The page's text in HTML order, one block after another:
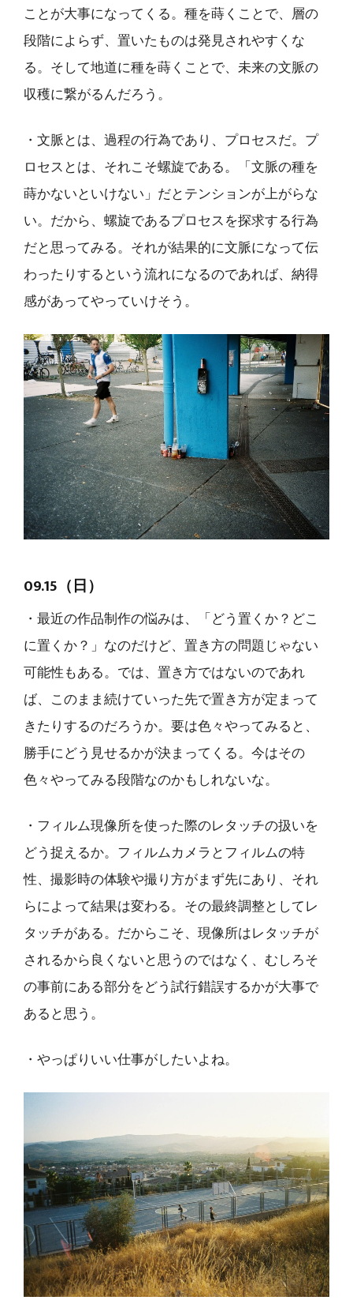
ことが大事になってくる。種を蒔くことで、層の
段階によらず、置いたものは発見されやすくな
る。そして地道に種を蒔くことで、未来の文脈の
収穫に繋がるんだろう。
・文脈とは、過程の行為であり、プロセスだ。プ
ロセスとは、それこそ螺旋である。「文脈の種を
蒔かないといけない」だとテンションが上がらな
い。だから、螺旋であるプロセスを探求する行為
だと思ってみる。それが結果的に文脈になって伝
わったりするという流れになるのであれば、納得
感があってやっていけそう。
09.15（日）
・最近の作品制作の悩みは、「どう置くか？どこ
に置くか？」なのだけど、置き方の問題じゃない
可能性もある。では、置き方ではないのであれ
ば、このまま続けていった先で置き方が定まって
きたりするのだろうか。要は色々やってみると、
勝手にどう見せるかが決まってくる。今はその
色々やってみる段階なのかもしれないな。
・フィルム現像所を使った際のレタッチの扱いを
どう捉えるか。フィルムカメラとフィルムの特
性、撮影時の体験や撮り方がまず先にあり、それ
らによって結果は変わる。その最終調整としてレ
タッチがある。だからこそ、現像所はレタッチが
されるから良くないと思うのではなく、むしろそ
の事前にある部分をどう試行錯誤するかが大事で
あると思う。
・やっぱりいい仕事がしたいよね。